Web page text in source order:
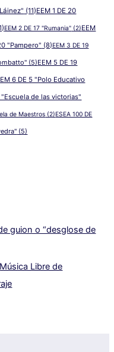
(11)EEM 1 DE 20
EEM 2 DE 17 "Rumania" (2)EEM
"Pampero" (8)EEM 3 DE 19
(5)EEM 5 DE 19
6 DE 5 "Polo Educativo
"Escuela de las victorias"
de Maestros (2)ESEA 100 DE
(5)
guion o “desglose de
Música Libre de